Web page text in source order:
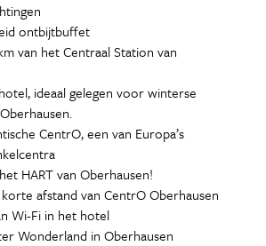
ontbijtbuffet
van het Centraal Station van
ideaal gelegen voor winterse
CentrO, een van Europa’s
HART van Oberhausen!
afstand van CentrO Oberhausen
Wi-Fi in het hotel
Wonderland in Oberhausen